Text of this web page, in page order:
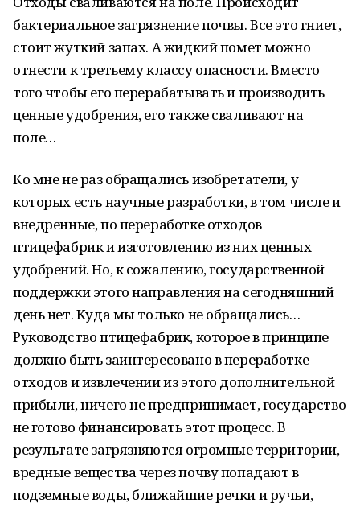
бактериальное загрязнение почвы. Все это гниет,
стоит жуткий запах. А жидкий помет можно
отнести к третьему классу опасности. Вместо
того чтобы его перерабатывать и производить
ценные удобрения, его также сваливают на
поле…
Ко мне не раз обращались изобретатели, у
которых есть научные разработки, в том числе и
внедренные, по переработке отходов
птицефабрик и изготовлению из них ценных
удобрений. Но, к сожалению, государственной
поддержки этого направления на сегодняшний
день нет. Куда мы только не обращались…
Руководство птицефабрик, которое в принципе
должно быть заинтересовано в переработке
отходов и извлечении из этого дополнительной
прибыли, ничего не предпринимает, государство
не готово финансировать этот процесс. В
результате загрязняются огромные территории,
вредные вещества через почву попадают в
подземные воды, ближайшие речки и ручьи,